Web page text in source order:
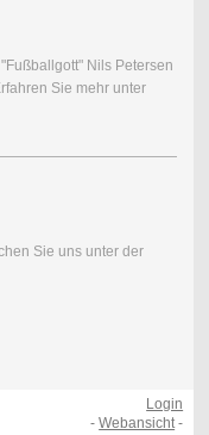
Nils Petersen
Sie mehr unter
Sie uns unter der
Login
-Webansicht-